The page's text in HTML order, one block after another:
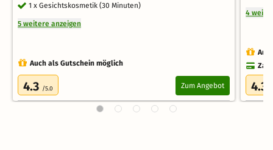
1 x Gesichtskosmetik (30 Minuten)
5 weitere anzeigen
Auch als Gutschein möglich
4.3 /5.0 Zum Angebot
4
4.3